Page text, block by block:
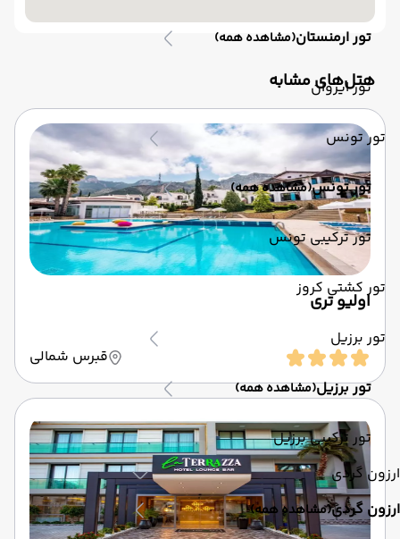
تور ارمنستان(مشاهده همه)
تور ایروان
تور تونس
تور تونس(مشاهده همه)
تور ترکیبی تونس
تور کشتی کروز
تور برزیل
تور برزیل(مشاهده همه)
تور ترکیبی برزیل
ارزون گردی
ارزون گردی(مشاهده همه)
‌هتل‌های مشابه
اولیو تری
قبرس شمالی